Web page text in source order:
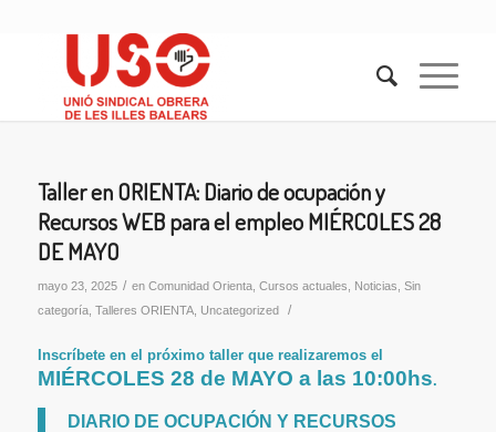
Taller en ORIENTA: Diario de ocupación y
Recursos WEB para el empleo MIÉRCOLES 28
DE MAYO
mayo 23, 2025 / en Comunidad Orienta, Cursos actuales Noticias Sin
categoría, Talleres ORIENTA, Uncategorized /
Inscríbete en el próximo taller que realizaremos el
MIÉRCOLES 28 de MAYO a las 10:00hs.
DIARIO DE OCUPACIÓN Y RECURSOS